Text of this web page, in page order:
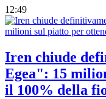
12:49
Iren chiude
Egea": 15
il 100% della